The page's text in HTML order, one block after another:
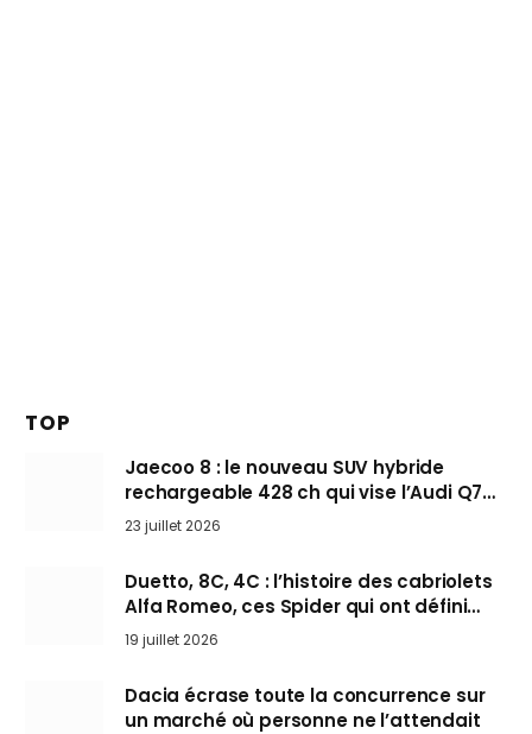
TOP
Jaecoo 8 : le nouveau SUV hybride
rechargeable 428 ch qui vise l’Audi Q7
arrive en Europe cet automne
23 juillet 2026
Duetto, 8C, 4C : l’histoire des cabriolets
Alfa Romeo, ces Spider qui ont défini
l’art de rouler cheveux au vent
19 juillet 2026
Dacia écrase toute la concurrence sur
un marché où personne ne l’attendait